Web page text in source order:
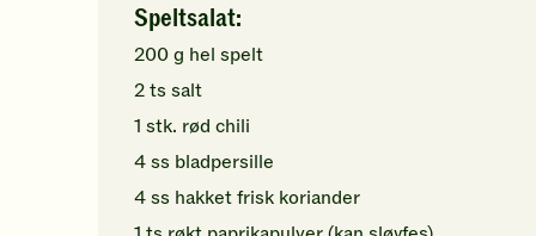
Speltsalat:
200g hel spelt
2ts salt
1 stk. rød chili
4ss bladpersille
4ss hakketfrisk koriander